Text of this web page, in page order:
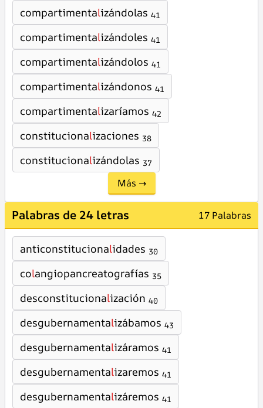
compartimentalizándolas 41
compartimentalizándoles 41
compartimentalizándolos 41
compartimentalizándonos 41
compartimentalizaríamos 42
constitucionalizaciones 38
constitucionalizándolas 37
Más →
Palabras de 24 letras 17 Palabras
anticonstitucionalidades 30
colangiopancreatografías 35
desconstitucionalización 40
desgubernamentalizábamos 43
desgubernamentalizáramos 41
desgubernamentalizaremos 41
desgubernamentalizáremos 41